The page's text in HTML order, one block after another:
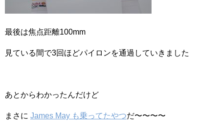
最後は焦点距離100mm
見ている間で3回ほどパイロンを通過していきました
あとからわかったんだけど
まさに James May も乗ってたやつだ〜〜〜〜